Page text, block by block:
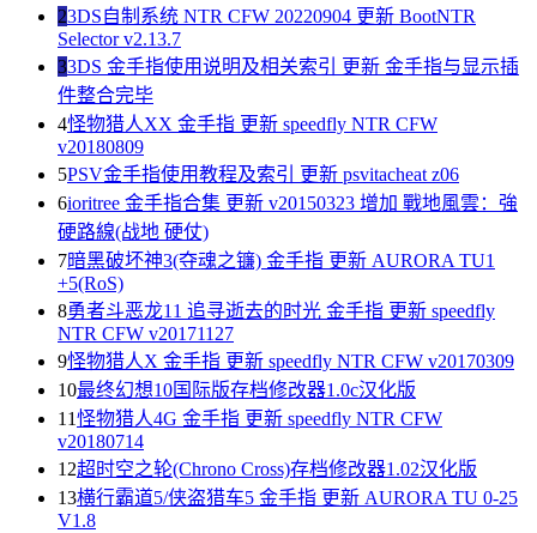
23DS自制系统 NTR CFW 20220904 更新 BootNTR
Selector v2.13.7
33DS 金手指使用说明及相关索引 更新 金手指与显示插
件整合完毕
4怪物猎人XX 金手指 更新 speedfly NTR CFW
v20180809
5PSV金手指使用教程及索引 更新 psvitacheat z06
6ioritree 金手指合集 更新 v20150323 增加 戰地風雲：強
硬路線(战地 硬仗)
7暗黑破坏神3(夺魂之镰) 金手指 更新 AURORA TU1
+5(RoS)
8勇者斗恶龙11 追寻逝去的时光 金手指 更新 speedfly
NTR CFW v20171127
9怪物猎人X 金手指 更新 speedfly NTR CFW v20170309
10最终幻想10国际版存档修改器1.0c汉化版
11怪物猎人4G 金手指 更新 speedfly NTR CFW
v20180714
12超时空之轮(Chrono Cross)存档修改器1.02汉化版
13横行霸道5/侠盗猎车5 金手指 更新 AURORA TU 0-25
V1.8